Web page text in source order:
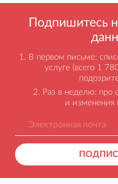
Подпишитесь
В первом письме:
услуге (всего 1
Раз в неделю: про
и изменения